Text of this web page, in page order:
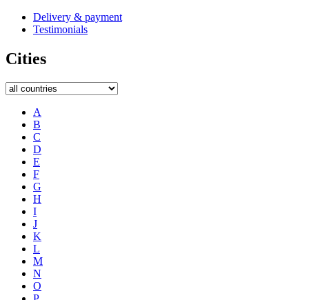
Delivery & payment
Testimonials
Cities
A
B
C
D
E
F
G
H
I
J
K
L
M
N
O